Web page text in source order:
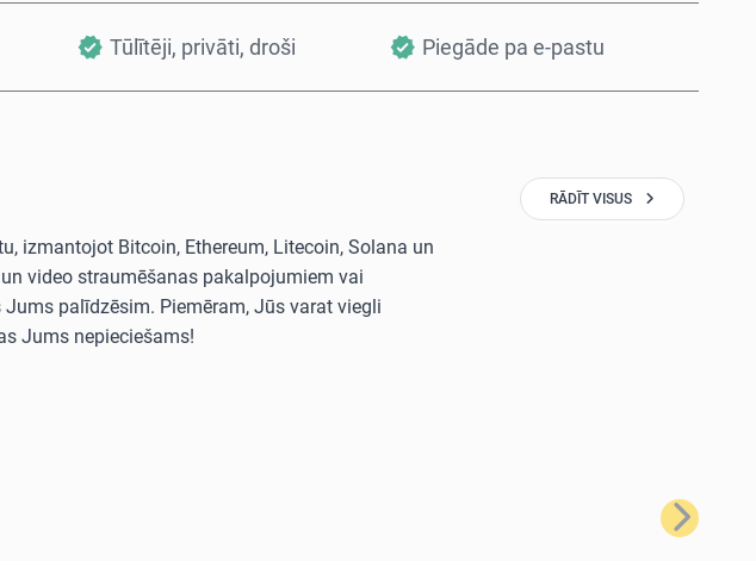
Tūlītēji, privāti, droši Piegāde pa e-pastu
izmantojot Bitcoin, Ethereum, Litecoin, Solana un
video straumēšanas pakalpojumiem vai
palīdzēsim. Piemēram, Jūs varat viegli
Jums nepieciešams!
RĀDĪT VISUS
Nākamais